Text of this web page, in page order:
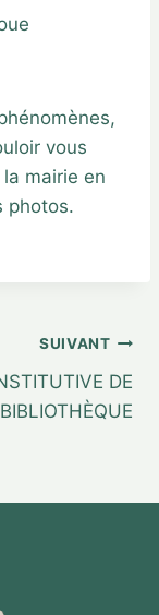
vous
mairie en
photos.
SUIVANT
DE